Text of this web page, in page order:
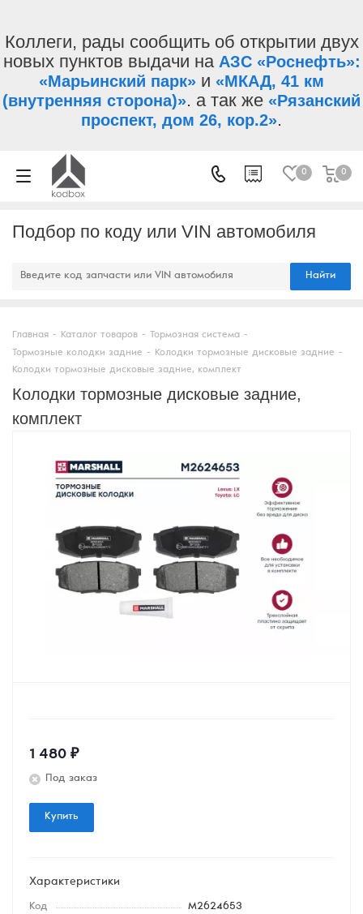
Коллеги, рады сообщить об открытии двух
новых пунктов выдачи на АЗС «Роснефть»:
«Марьинский парк» и «МКАД, 41 км
(внутренняя сторона)». а так же «Рязанский
проспект, дом 26, кор.2».
0 0
Подбор по коду или VIN автомобиля
Найти
Главная - Каталог товаров - Тормозная система -
Тормозные колодки задние - Колодки тормозные дисковые задние -
Колодки тормозные дисковые задние, комплект
Колодки тормозные дисковые задние,
комплект
1 480 ₽
Под заказ
Купить
Характеристики
Код M2624653